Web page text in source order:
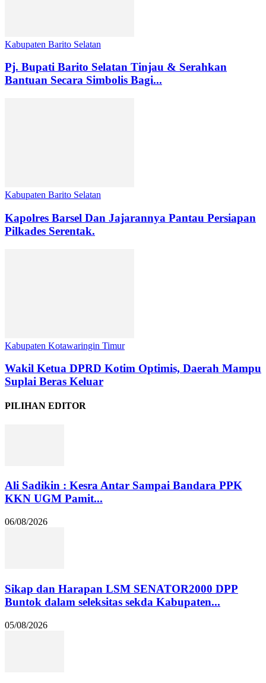
Kabupaten Barito Selatan
Pj. Bupati Barito Selatan Tinjau & Serahkan
Bantuan Secara Simbolis Bagi...
Kabupaten Barito Selatan
Kapolres Barsel Dan Jajarannya Pantau Persiapan
Pilkades Serentak.
Kabupaten Kotawaringin Timur
Wakil Ketua DPRD Kotim Optimis, Daerah Mampu
Suplai Beras Keluar
PILIHAN EDITOR
Ali Sadikin : Kesra Antar Sampai Bandara PPK
KKN UGM Pamit...
06/08/2026
Sikap dan Harapan LSM SENATOR2000 DPP
Buntok dalam seleksitas sekda Kabupaten...
05/08/2026